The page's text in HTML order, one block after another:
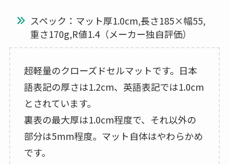
スペック：マット厚1.0cm,長さ185×幅55,
重さ170g,R値1.4（メーカー独自評価）
超軽量のクローズドセルマットです。日本
語表記の厚さは1.2cm、英語表記では1.0cm
とされています。
裏表の最大厚は1.0cm程度で、それ以外の
部分は5mm程度。マット自体はやわらかめ
です。